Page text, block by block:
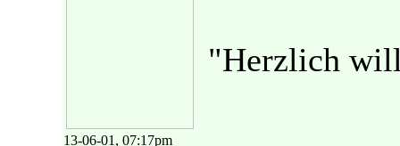
13-06-01, 07:17pm
"Herzlich